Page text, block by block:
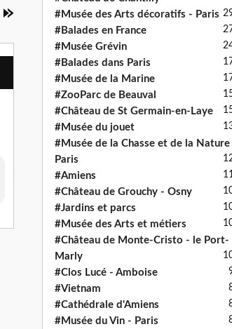
#Musée des Arts décoratifs - Paris
#Balades en France
#Musée Grévin
#Balades dans Paris
#Musée de la Marine
#ZooParc de Beauval
#Château de St Germain-en-Laye
#Musée du jouet
#Musée de la Chasse et de la Nature
Paris
#Amiens
#Château de Grouchy - Osny
#Jardins et parcs
#Musée des Arts et métiers
#Château de Monte-Cristo - le Port-
Marly
#Clos Lucé - Amboise
#Vietnam
#Cathédrale d'Amiens
#Musée du Vin - Paris